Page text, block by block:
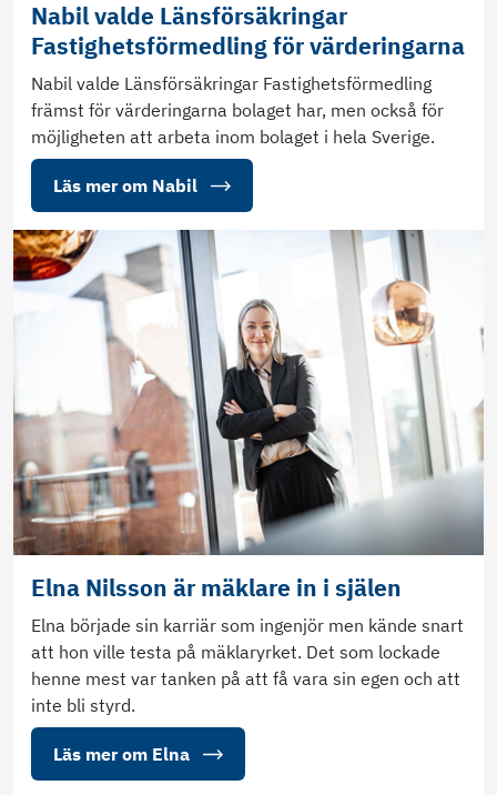
Nabil valde Länsförsäkringar
Fastighetsförmedling för värderingarna
Nabil valde Länsförsäkringar Fastighetsförmedling
främst för värderingarna bolaget har, men också för
möjligheten att arbeta inom bolaget i hela Sverige.
Läs mer om Nabil
Elna Nilsson är mäklare in i själen
Elna började sin karriär som ingenjör men kände snart
att hon ville testa på mäklaryrket. Det som lockade
henne mest var tanken på att få vara sin egen och att
inte bli styrd.
Läs mer om Elna